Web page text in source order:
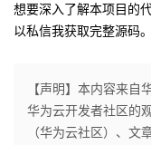
想要深入了解本项目的
以私信我获取完整源码。
【声明】本内容来自
华为云开发者社区的
（华为云社区）、